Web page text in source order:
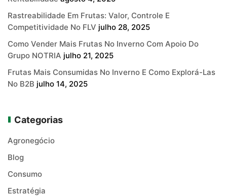
Rastreabilidade Em Frutas: Valor, Controle E
Competitividade No FLV julho 28, 2025
Como Vender Mais Frutas No Inverno Com Apoio Do
Grupo NOTRIA julho 21, 2025
Frutas Mais Consumidas No Inverno E Como Explorá-Las
No B2B julho 14, 2025
Categorias
Agronegócio
Blog
Consumo
Estratégia